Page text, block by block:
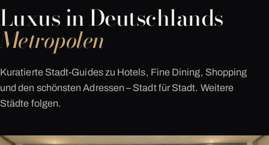
Luxus in Deutschlands
Metropolen
Kuratierte Stadt-Guides zu Hotels, Fine Dining, Shopping
und den schönsten Adressen – Stadt für Stadt. Weitere
Städte folgen.